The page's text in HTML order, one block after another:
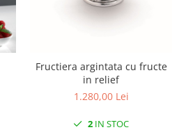
Fructiera argintata cu fructe
in relief
1.280,00 Lei
2 IN STOC